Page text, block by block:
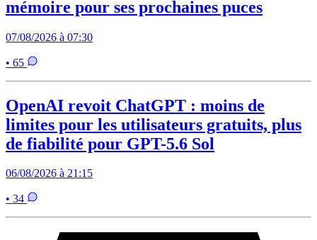
mémoire pour ses prochaines puces
07/08/2026 à 07:30
• 65
OpenAI revoit ChatGPT : moins de
limites pour les utilisateurs gratuits, plus
de fiabilité pour GPT-5.6 Sol
06/08/2026 à 21:15
• 34